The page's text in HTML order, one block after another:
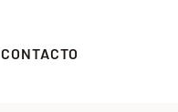
CONTACTO